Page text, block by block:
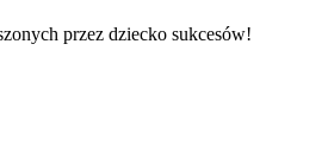
przez dziecko sukcesów!